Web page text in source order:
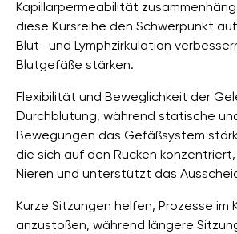
Kapillarpermeabilität
diese Kursreihe den Schwerpunkt
Blut- und Lymphzirkulation
Blutgefäße stärken.
Flexibilität und Beweglichkeit der
Durchblutung, während statische
Bewegungen das Gefäßsystem
die sich auf den Rücken
Nieren und unterstützt das
Kurze Sitzungen helfen, Prozesse im
anzustoßen, während längere